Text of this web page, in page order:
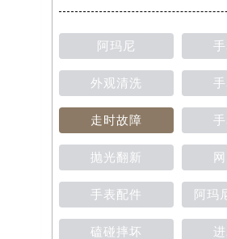
阿玛尼
外观清洗
走时故障
抛光翻新
手表配件 阿玛
磕碰摔坏